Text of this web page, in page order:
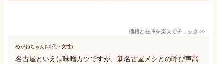
価格と在庫を楽天でチェック >>
めがねちゃん(50代・女性)
名古屋といえば味噌カツですが、新名古屋メシとの呼び声高